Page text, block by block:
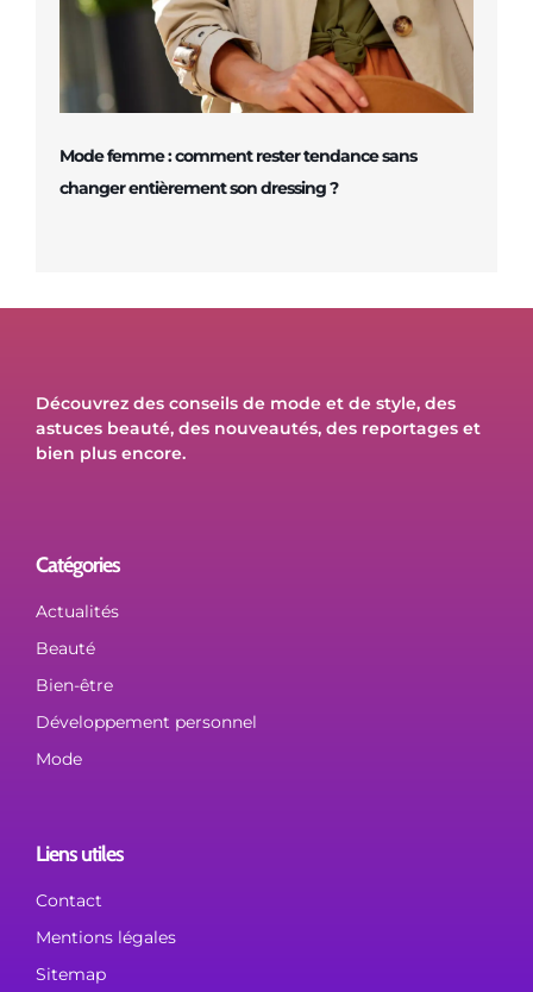
Mode femme : comment rester tendance sans
changer entièrement son dressing ?
Découvrez des conseils de mode et de style, des
astuces beauté, des nouveautés, des reportages et
bien plus encore.
Catégories
Actualités
Beauté
Bien-être
Développement personnel
Mode
Liens utiles
Contact
Mentions légales
Sitemap